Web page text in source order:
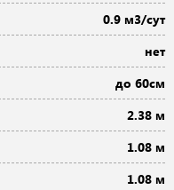
0.9 м3/сут
нет
до 60см
2.38 м
1.08 м
1.08 м